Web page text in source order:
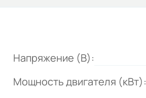
Напряжение (В):
Мощность двигателя (кВт):